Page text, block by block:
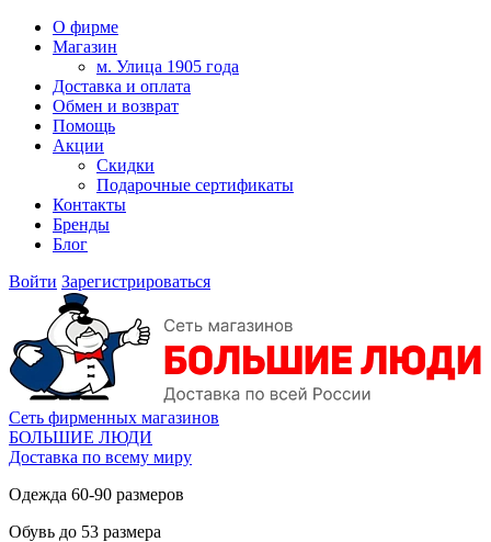
О фирме
Магазин
м. Улица 1905 года
Доставка и оплата
Обмен и возврат
Помощь
Акции
Скидки
Подарочные сертификаты
Контакты
Бренды
Блог
Войти Зарегистрироваться
Сеть фирменных магазинов
БОЛЬШИЕ ЛЮДИ
Доставка по всему миру
Одежда 60-90 размеров
Обувь до 53 размера